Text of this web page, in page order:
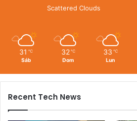
Scattered Clouds
31 ℃
Sáb
32 ℃
Dom
33 ℃
Lun
Recent Tech News